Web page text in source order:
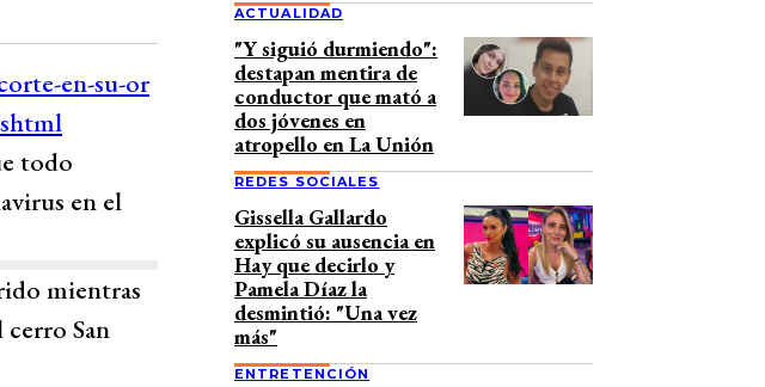
todo
en el
mientras
San
ACTUALIDAD
"Y siguió durmiendo":
destapan mentira de
conductor que mató a
dos jóvenes en
atropello en La Unión
REDES SOCIALES
Gissella Gallardo
explicó su ausencia en
Hay que decirlo y
Pamela Díaz la
desmintió: "Una vez
más"
ENTRETENCIÓN